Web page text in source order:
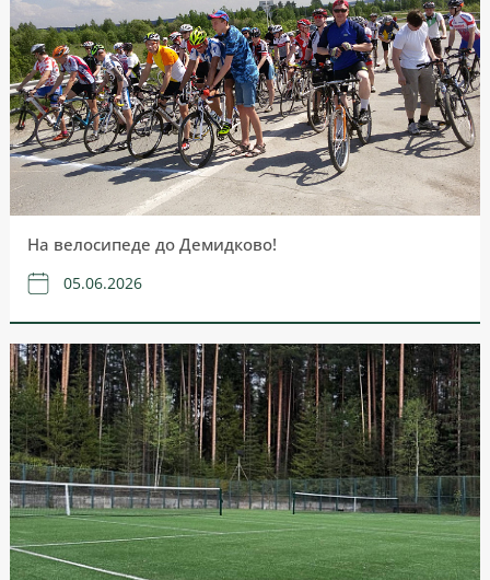
На велосипеде до Демидково!
05.06.2026